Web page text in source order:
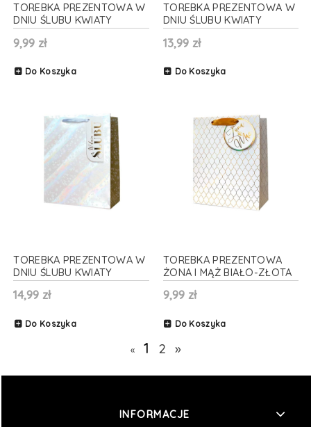
TOREBKA PREZENTOWA W
DNIU ŚLUBU KWIATY
OPALIZUJĄCA 13x18cm
9,99 zł
Do Koszyka
TOREBKA PREZENTOWA W
DNIU ŚLUBU KWIATY
OPALIZUJĄCA 26x32cm
13,99 zł
Do Koszyka
TOREBKA PREZENTOWA W
DNIU ŚLUBU KWIATY
OPALIZUJĄCA 33x46cm
14,99 zł
Do Koszyka
TOREBKA PREZENTOWA
ŻONA I MĄŻ BIAŁO-ZŁOTA
13x18cm
9,99 zł
Do Koszyka
« 1 2 »
INFORMACJE